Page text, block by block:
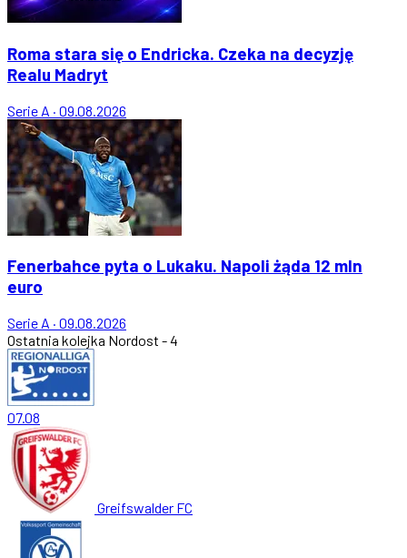
Roma stara się o Endricka. Czeka na decyzję
Realu Madryt
Serie A · 09.08.2026
Fenerbahce pyta o Lukaku. Napoli żąda 12 mln
euro
Serie A · 09.08.2026
Ostatnia kolejka Nordost - 4
07.08
Greifswalder FC